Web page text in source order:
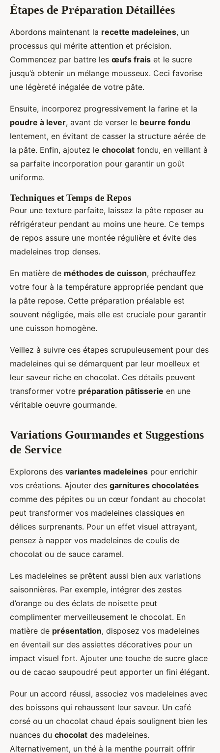
Étapes de Préparation Détaillées
Abordons maintenant la recette madeleines, un
processus qui mérite attention et précision.
Commencez par battre les œufs frais et le sucre
jusqu’à obtenir un mélange mousseux. Ceci favorise
une légèreté inégalée de votre pâte.
Ensuite, incorporez progressivement la farine et la
poudre à lever, avant de verser le beurre fondu
lentement, en évitant de casser la structure aérée de
la pâte. Enfin, ajoutez le chocolat fondu, en veillant à
sa parfaite incorporation pour garantir un goût
uniforme.
Techniques et Temps de Repos
Pour une texture parfaite, laissez la pâte reposer au
réfrigérateur pendant au moins une heure. Ce temps
de repos assure une montée régulière et évite des
madeleines trop denses.
En matière de méthodes de cuisson, préchauffez
votre four à la température appropriée pendant que
la pâte repose. Cette préparation préalable est
souvent négligée, mais elle est cruciale pour garantir
une cuisson homogène.
Veillez à suivre ces étapes scrupuleusement pour des
madeleines qui se démarquent par leur moelleux et
leur saveur riche en chocolat. Ces détails peuvent
transformer votre préparation pâtisserie en une
véritable oeuvre gourmande.
Variations Gourmandes et Suggestions
de Service
Explorons des variantes madeleines pour enrichir
vos créations. Ajouter des garnitures chocolatées
comme des pépites ou un cœur fondant au chocolat
peut transformer vos madeleines classiques en
délices surprenants. Pour un effet visuel attrayant,
pensez à napper vos madeleines de coulis de
chocolat ou de sauce caramel.
Les madeleines se prêtent aussi bien aux variations
saisonnières. Par exemple, intégrer des zestes
d’orange ou des éclats de noisette peut
complimenter merveilleusement le chocolat. En
matière de présentation, disposez vos madeleines
en éventail sur des assiettes décoratives pour un
impact visuel fort. Ajouter une touche de sucre glace
ou de cacao saupoudré peut apporter un fini élégant.
Pour un accord réussi, associez vos madeleines avec
des boissons qui rehaussent leur saveur. Un café
corsé ou un chocolat chaud épais soulignent bien les
nuances du chocolat des madeleines.
Alternativement, un thé à la menthe pourrait offrir